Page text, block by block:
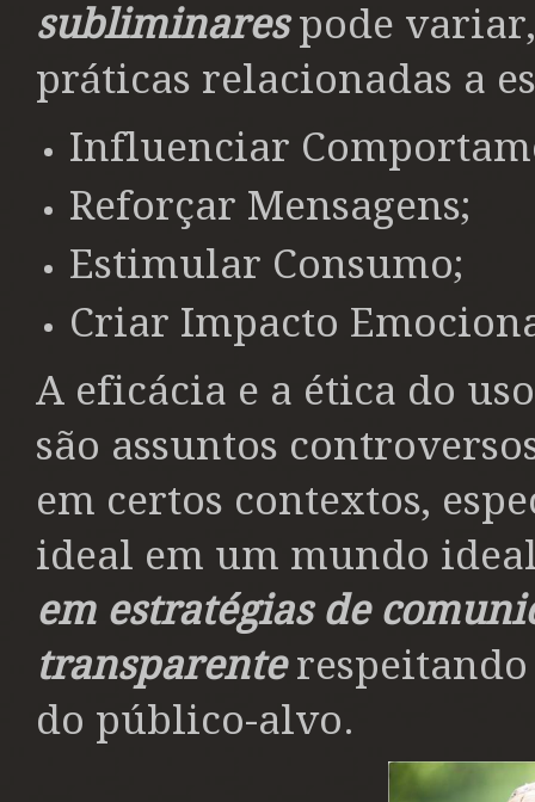
subliminarespode
práticas relacionadas a
Influenciar
Reforçar Mensagens;
Estimular Consumo;
Criar Impacto
A eficácia e a ética do
são assuntos
em certos contextos,
ideal em um mundo
em estratégias de
transparente
do público-alvo.